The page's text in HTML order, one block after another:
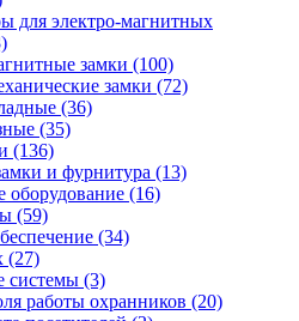
для электро-магнитных
замки (100)
замки (72)
(36)
(35)
(136)
и фурнитура (13)
оборудование (16)
(59)
(34)
(27)
системы (3)
работы охранников (20)